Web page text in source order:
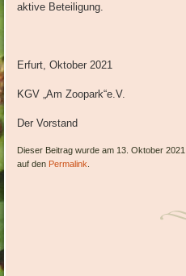
aktive Beteiligung.
Erfurt, Oktober 2021
KGV „Am Zoopark“e.V.
Der Vorstand
Dieser Beitrag wurde am 13. Oktober
auf den Permalink